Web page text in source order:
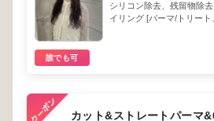
シリコン除去、残留物除
イリング [パーマ/トリート
誰でも可
カット&ストレートパーマ